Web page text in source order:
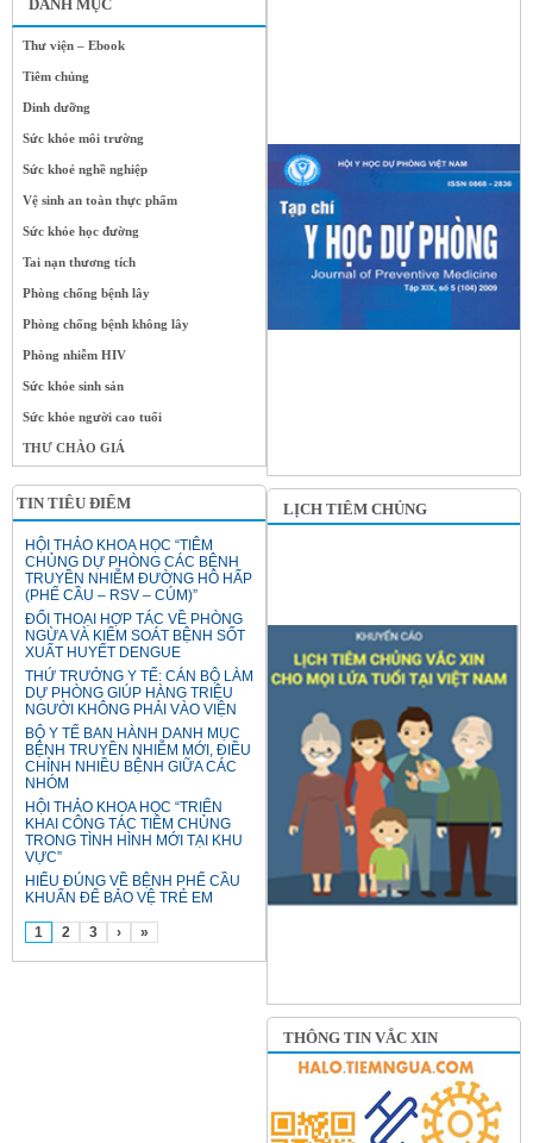
DANH MỤC
Thư viện – Ebook
Tiêm chủng
Dinh dưỡng
Sức khỏe môi trường
Sức khoẻ nghề nghiệp
Vệ sinh an toàn thực phẩm
Sức khỏe học đường
Tai nạn thương tích
Phòng chống bệnh lây
Phòng chống bệnh không lây
Phòng nhiễm HIV
Sức khỏe sinh sản
Sức khỏe người cao tuổi
THƯ CHÀO GIÁ
TIN TIÊU ĐIỂM
HỘI THẢO KHOA HỌC “TIÊM
CHỦNG DỰ PHÒNG CÁC BỆNH
TRUYỀN NHIỄM ĐƯỜNG HÔ HẤP
(PHẾ CẦU – RSV – CÚM)”
ĐỐI THOẠI HỢP TÁC VỀ PHÒNG
NGỪA VÀ KIỂM SOÁT BỆNH SỐT
XUẤT HUYẾT DENGUE
THỨ TRƯỞNG Y TẾ: CÁN BỘ LÀM
DỰ PHÒNG GIÚP HÀNG TRIỆU
NGƯỜI KHÔNG PHẢI VÀO VIỆN
BỘ Y TẾ BAN HÀNH DANH MỤC
BỆNH TRUYỀN NHIỄM MỚI, ĐIỀU
CHỈNH NHIỀU BỆNH GIỮA CÁC
NHÓM
HỘI THẢO KHOA HỌC “TRIỂN
KHAI CÔNG TÁC TIÊM CHỦNG
TRONG TÌNH HÌNH MỚI TẠI KHU
VỰC”
HIỂU ĐÚNG VỀ BỆNH PHẾ CẦU
KHUẨN ĐỂ BẢO VỆ TRẺ EM
1 2 3 › »
LỊCH TIÊM CHỦNG
THÔNG TIN VẮC XIN